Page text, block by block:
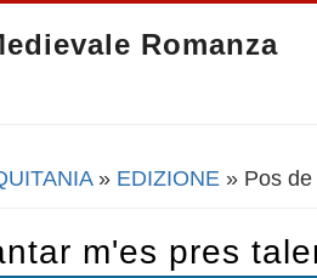
Romanza
» EDIZIONE » Pos
m'es pres